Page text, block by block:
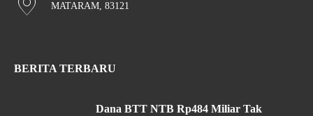
MATARAM, 83121
BERITA TERBARU
Dana BTT NTB Rp484 Miliar Tak